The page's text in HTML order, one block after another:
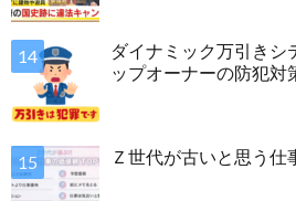
ダイナミック万引きシ
ップオーナーの防犯対
Ｚ世代が古いと思う